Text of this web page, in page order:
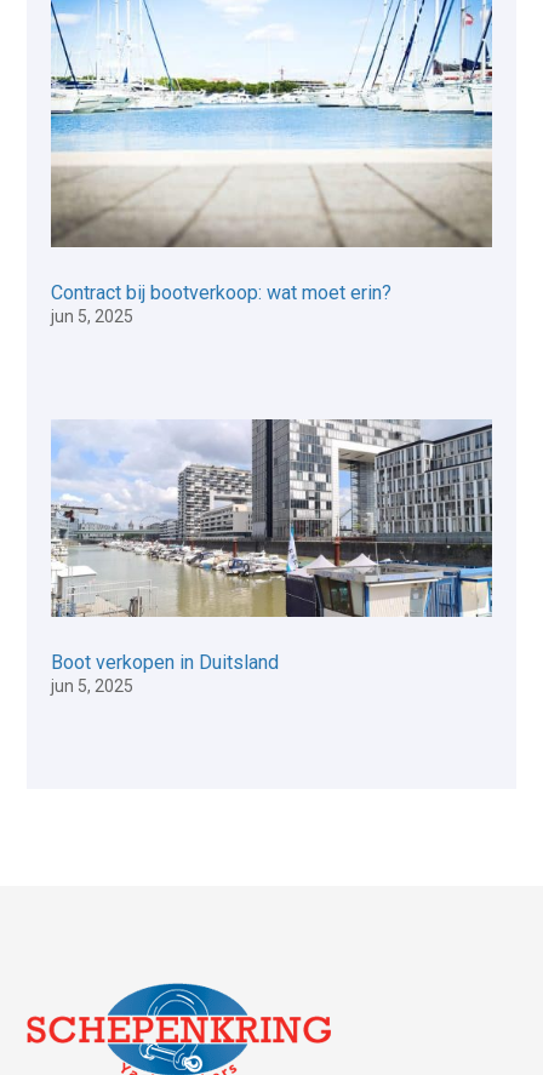
Contract bij bootverkoop: wat moet erin?
jun 5, 2025
Boot verkopen in Duitsland
jun 5, 2025